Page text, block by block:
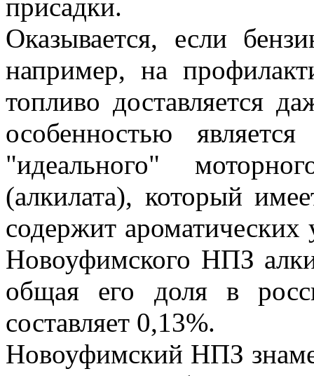
присадки.
Оказывается, если
например, на
топливо доставляется
особенностью
"идеального"
(алкилата), который
содержит
Новоуфимского НПЗ
общая его доля в
составляет 0,13%.
Новоуфимский НПЗ